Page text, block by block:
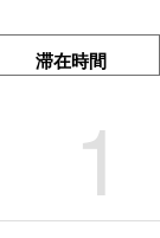
滞在時間
1